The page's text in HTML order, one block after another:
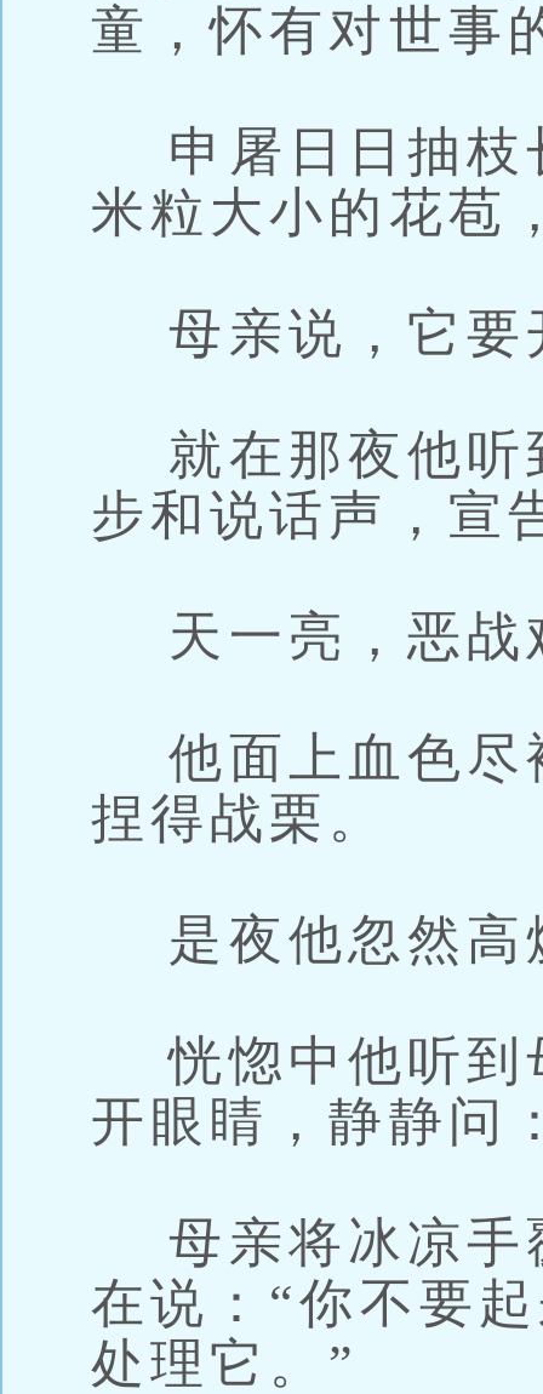
童，怀有对世事
申屠日日抽枝
米粒大小的花苞
母亲说，它要
就在那夜他听
步和说话声，宣
天一亮，恶战
他面上血色尽
捏得战栗。
是夜他忽然高
恍惚中他听到
开眼睛，静静问
母亲将冰凉手
在说：“你不要
处理它。”